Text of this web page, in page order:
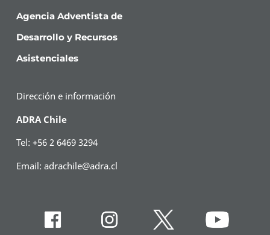
Agencia Adventista de
Desarrollo y Recursos
Asistenciales
Dirección e información
ADRA Chile
Tel: +56 2 6469 3294
Email:adrachile@adra.cl